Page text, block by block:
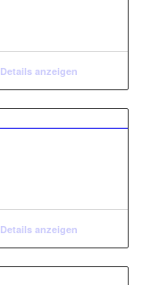
Details anzeigen
Details anzeigen